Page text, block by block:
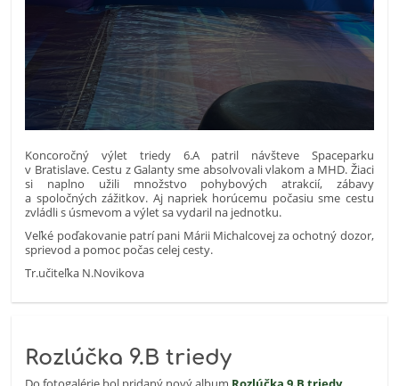
Koncoročný výlet triedy 6.A patril návšteve Spaceparku
v Bratislave. Cestu z Galanty sme absolvovali vlakom a MHD. Žiaci
si naplno užili množstvo pohybových atrakcií, zábavy
a spoločných zážitkov. Aj napriek horúcemu počasiu sme cestu
zvládli s úsmevom a výlet sa vydaril na jednotku.
Veľké poďakovanie patrí pani Márii Michalcovej za ochotný dozor,
sprievod a pomoc počas celej cesty.
Tr.učiteľka N.Novikova
Rozlúčka 9.B triedy